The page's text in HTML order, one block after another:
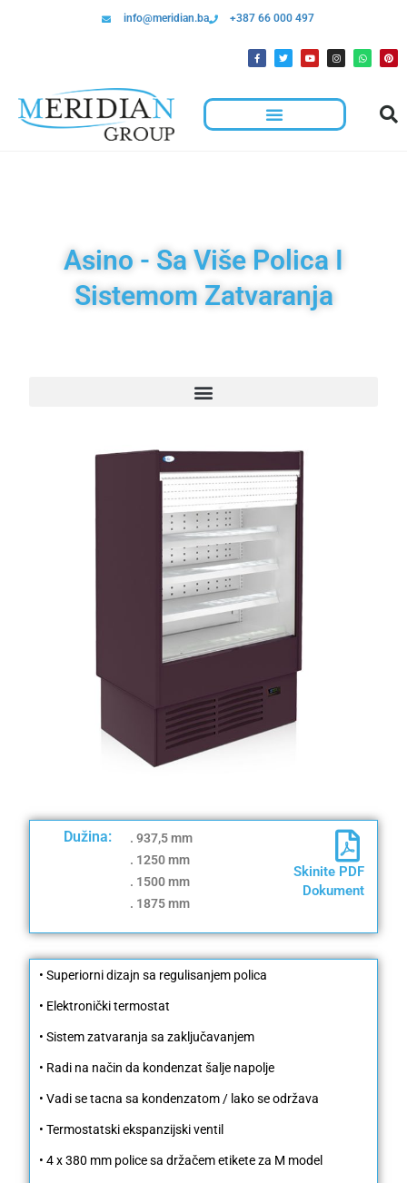
info@meridian.ba +387 66 000 497
Asino - Sa Više Polica I
Sistemom Zatvaranja
Dužina:
. 937,5 mm
. 1250 mm
. 1500 mm
. 1875 mm
Skinite PDF
Dokument
• Superiorni dizajn sa regulisanjem polica
• Elektronički termostat
• Sistem zatvaranja sa zaključavanjem
• Radi na način da kondenzat šalje napolje
• Vadi se tacna sa kondenzatom / lako se održava
• Termostatski ekspanzijski ventil
• 4 x 380 mm police sa držačem etikete za M model